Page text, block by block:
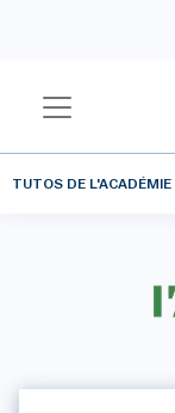
TUTOS DE L'ACADÉMIE